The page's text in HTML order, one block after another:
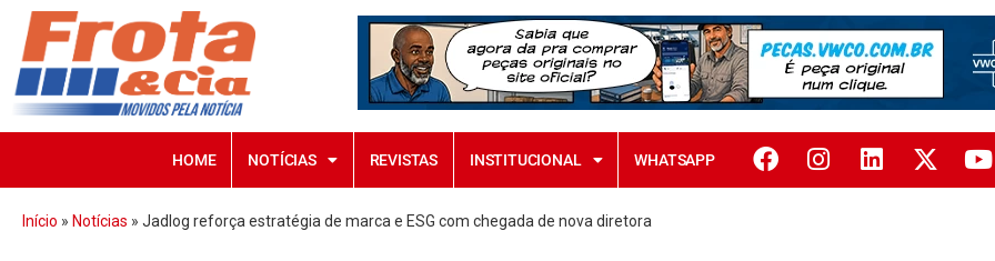
HOME NOTÍCIAS REVISTAS INSTITUCIONAL WHATSAPP
Início » Notícias » Jadlog reforça estratégia de marca e ESG com chegada de nova diretora